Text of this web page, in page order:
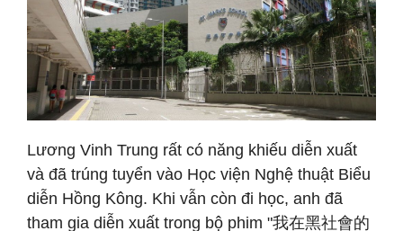
Lương Vinh Trung rất có năng khiếu diễn xuất
và đã trúng tuyển vào Học viện Nghệ thuật Biểu
diễn Hồng Kông. Khi vẫn còn đi học, anh đã
tham gia diễn xuất trong bộ phim "我在黑社會的